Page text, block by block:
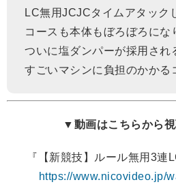
LC無用JCJCタイムアタック
コースも本体もぼろぼろにな
ついに塩ダンパーが採用され
すごいマシンに負担のかかる
▼動画はこちらから
『【新競技】ルール無用3連
https://www.nicovideo.jp/